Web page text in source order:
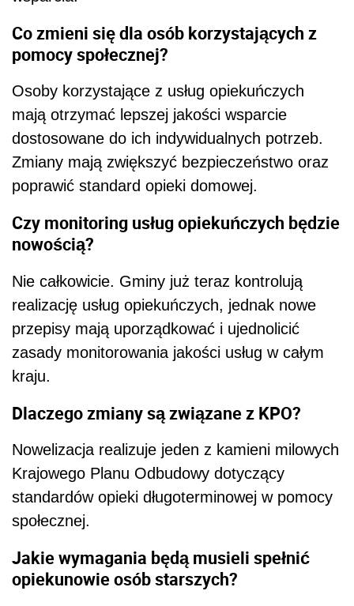
Co zmieni się dla osób korzystających z
pomocy społecznej?
Osoby korzystające z usług opiekuńczych
mają otrzymać lepszej jakości wsparcie
dostosowane do ich indywidualnych potrzeb.
Zmiany mają zwiększyć bezpieczeństwo oraz
poprawić standard opieki domowej.
Czy monitoring usług opiekuńczych będzie
nowością?
Nie całkowicie. Gminy już teraz kontrolują
realizację usług opiekuńczych, jednak nowe
przepisy mają uporządkować i ujednolicić
zasady monitorowania jakości usług w całym
kraju.
Dlaczego zmiany są związane z KPO?
Nowelizacja realizuje jeden z kamieni milowych
Krajowego Planu Odbudowy dotyczący
standardów opieki długoterminowej w pomocy
społecznej.
Jakie wymagania będą musieli spełnić
opiekunowie osób starszych?